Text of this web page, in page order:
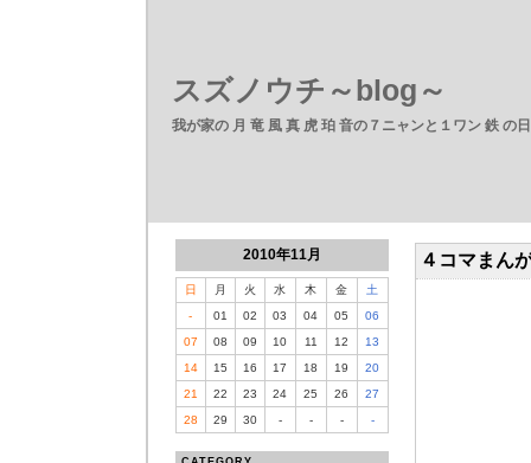
スズノウチ～blog～
我が家の 月 竜 風 真 虎 珀 音の７ニャンと１ワン 鉄 の
2010年11月
日 月 火 水 木 金
土
-
01 02 03 04 05
06
07
08 09 10 11 12
13
14
15 16 17 18 19
20
21
22 23 24 25 26
27
28
29 30 - - - -
４コマまん